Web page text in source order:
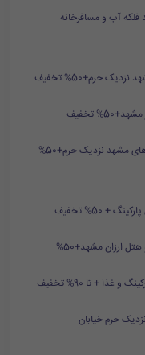
آب و مسافرخانه
حرم+50% تخفیف
تخفیف
رزرو هتل مشهد نزدیک حرم | لیست و شماره هتل های مشهد نزدیک حرم+50%
50% تخفیف
+ تا 90% تخفیف
حرم خیابان